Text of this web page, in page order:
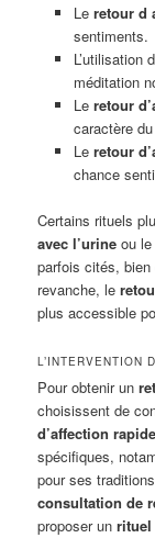
Le retour d
sentiments.
L’utilisation
méditation
Le retour
caractère
Le retour
chance
Certains rituels
avec l’urine ou
parfois cités, bien
revanche, le
plus accessible
L’INTERVENTION
Pour obtenir un
choisissent de
d’affection rapide
spécifiques,
pour ses
consultation de
proposer unrituel